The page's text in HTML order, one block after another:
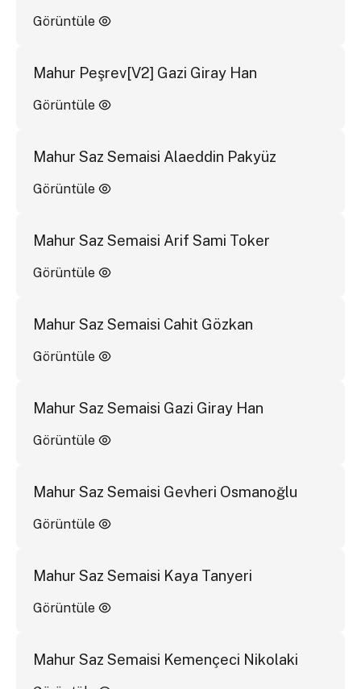
Görüntüle
Mahur Peşrev[V2] Gazi Giray Han
Görüntüle
Mahur Saz Semaisi Alaeddin Pakyüz
Görüntüle
Mahur Saz Semaisi Arif Sami Toker
Görüntüle
Mahur Saz Semaisi Cahit Gözkan
Görüntüle
Mahur Saz Semaisi Gazi Giray Han
Görüntüle
Mahur Saz Semaisi Gevheri Osmanoğlu
Görüntüle
Mahur Saz Semaisi Kaya Tanyeri
Görüntüle
Mahur Saz Semaisi Kemençeci Nikolaki